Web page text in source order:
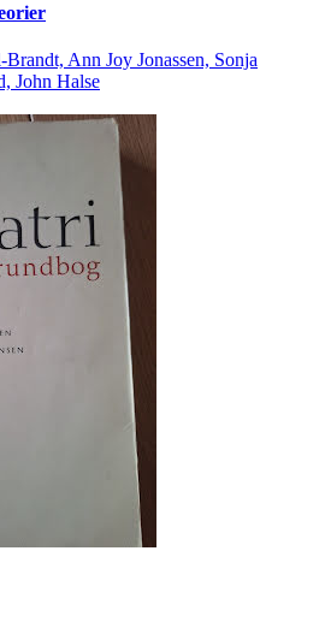
Ann Joy Jonassen, Sonja
John Halse